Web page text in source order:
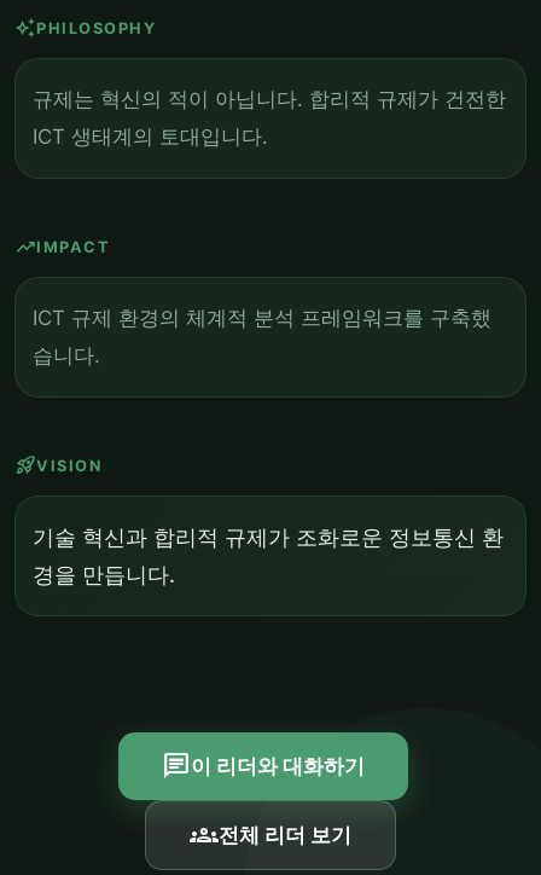
auto_awesomePHILOSOPHY
규제는 혁신의 적이 아닙니다. 합리적 규제가 건전한
ICT 생태계의 토대입니다.
trending_upIMPACT
ICT 규제 환경의 체계적 분석 프레임워크를 구축했
습니다.
rocket_launchVISION
기술 혁신과 합리적 규제가 조화로운 정보통신 환
경을 만듭니다.
chat이 리더와 대화하기
groups전체 리더 보기